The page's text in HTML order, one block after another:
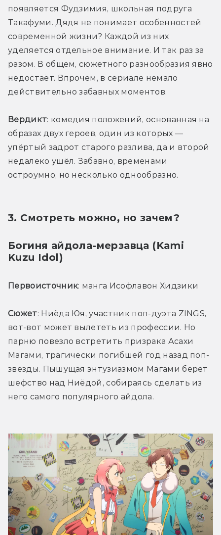
появляется Фудзимия, школьная подруга
Такафуми. Дядя не понимает особенностей
современной жизни? Каждой из них
уделяется отдельное внимание. И так раз за
разом. В общем, сюжетного разнообразия явно
недостаёт. Впрочем, в сериале немало
действительно забавных моментов.
Вердикт: комедия положений, основанная на
образах двух героев, один из которых —
упёртый задрот старого разлива, да и второй
недалеко ушёл. Забавно, временами
остроумно, но несколько однообразно.
3. Смотреть можно, но зачем?
Богиня айдола-мерзавца (Kami
Kuzu Idol)
Первоисточник: манга Исофлавон Хидзики
Сюжет: Ниёда Юя, участник поп-дуэта ZINGS,
вот-вот может вылететь из профессии. Но
парню повезло встретить призрака Асахи
Магами, трагически погибшей год назад поп-
звезды. Пышущая энтузиазмом Магами берет
шефство над Ниёдой, собираясь сделать из
него самого популярного айдола.